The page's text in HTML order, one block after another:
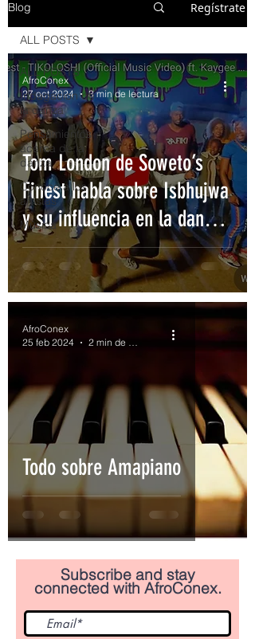
Blog Regístrate
ALL POSTS
Indagacion de
la danza
Pensamientos
acerca de la
danza
Conoce a los
artistas
Música
ALL POSTS
Tom London de Soweto’s
Finest habla sobre Isbhujwa
y su influencia en la danza
Amapiano
AfroConex
27 oct 2024
3 min de lectura
Todo sobre Amapiano
AfroConex
25 feb 2024
2 min de lectura
Subscribe and stay
connected with AfroConex.